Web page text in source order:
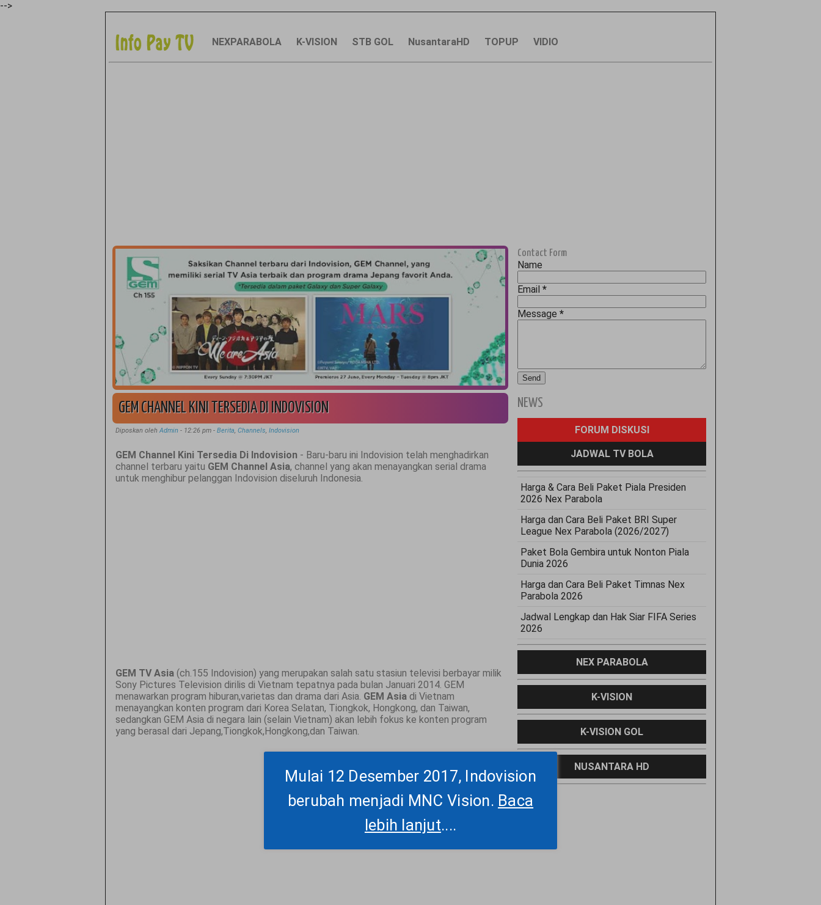
-->
NEXPARABOLA K-VISION STB GOL NusantaraHD TOPUP VIDIO
GEM CHANNEL KINI TERSEDIA DI INDOVISION
Diposkan oleh Admin -12:26 pm - Berita, Channels, Indovision
GEM Channel Kini Tersedia Di Indovision - Baru-baru ini Indovision telah menghadirkan
channel terbaru yaitu GEM Channel Asia, channel yang akan menayangkan serial drama
untuk menghibur pelanggan Indovision diseluruh Indonesia.
Mulai 12 Desember 2017, Indovision
berubah menjadi MNC Vision. Baca
lebih lanjut....
GEM TV Asia(ch.155 Indovision) yang merupakan salah satu stasiun televisi berbayar milik
Sony Pictures Television dirilis di Vietnam tepatnya pada bulan Januari 2014. GEM
menawarkan program hiburan,varietas dan drama dari Asia. GEM Asiadi Vietnam
menayangkan konten program dari Korea Selatan, Tiongkok, Hongkong, dan Taiwan,
sedangkan GEM Asia di negara lain (selain Vietnam) akan lebih fokus ke konten program
yang berasal dari Jepang,Tiongkok,Hongkong,dan Taiwan.
Contact Form
Name
Email*
Message*
NEWS
FORUM DISKUSI
JADWAL TV BOLA
Harga & Cara Beli Paket Piala Presiden
2026 Nex Parabola
Harga dan Cara Beli Paket BRI Super
League Nex Parabola (2026/2027)
Paket Bola Gembira untuk Nonton Piala
Dunia 2026
Harga dan Cara Beli Paket Timnas Nex
Parabola 2026
Jadwal Lengkap dan Hak Siar FIFA Series
2026
NEX PARABOLA
K-VISION
K-VISION GOL
NUSANTARA HD